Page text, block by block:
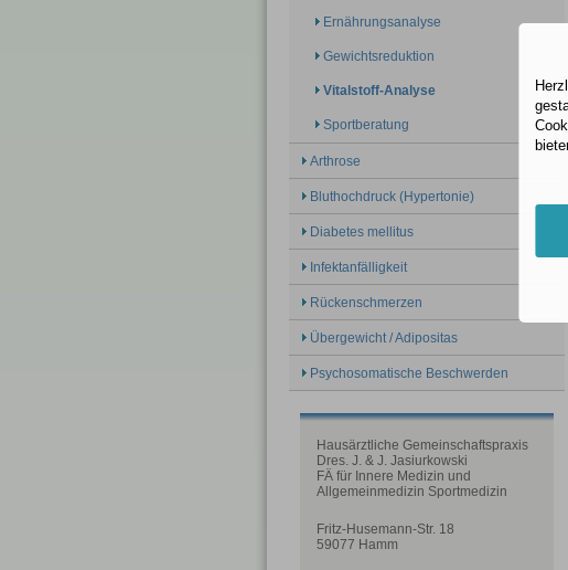
Ernährungsanalyse
Gewichtsreduktion
Vitalstoff-Analyse
Sportberatung
Arthrose
Bluthochdruck (Hypertonie)
Diabetes mellitus
Infektanfälligkeit
Rückenschmerzen
Übergewicht / Adipositas
Psychosomatische Beschwerden
Hausärztliche Gemeinschaftspraxis
Dres. J. & J. Jasiurkowski
FÄ für Innere Medizin und
Allgemeinmedizin Sportmedizin
Fritz-Husemann-Str. 18
59077 Hamm